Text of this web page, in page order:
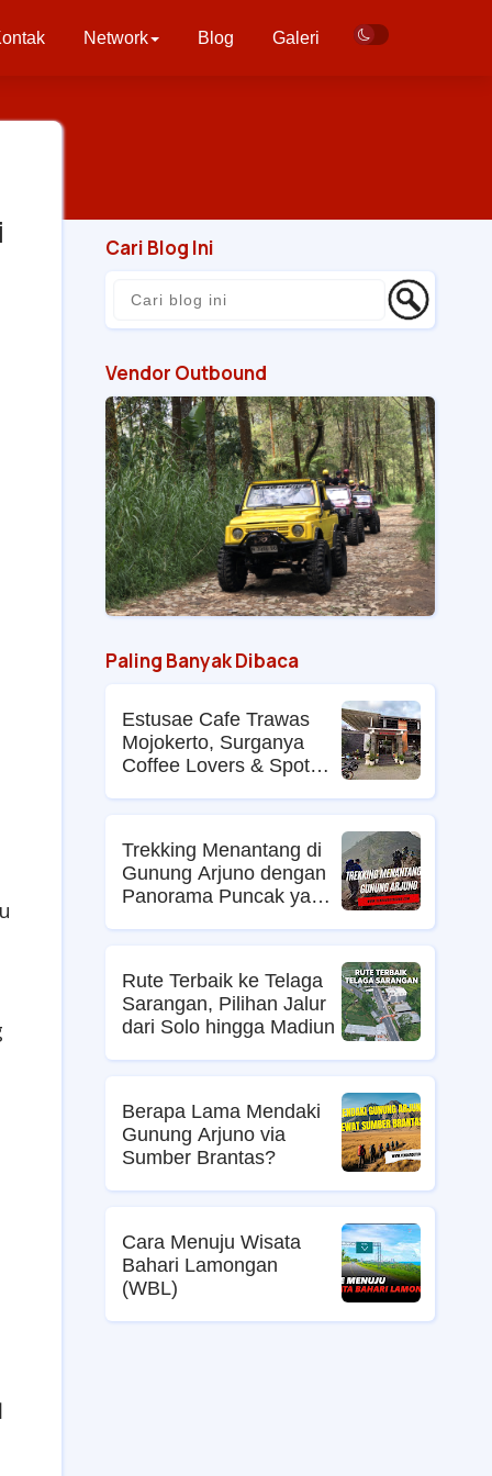
Network Blog Galeri
Cari Blog Ini
Vendor Outbound
Paling Banyak Dibaca
Estusae Cafe Trawas
Mojokerto, Surganya
Coffee Lovers & Spot
Trekking Menantang di
Gunung Arjuno dengan
Panorama Puncak yang
Rute Terbaik ke Telaga
Sarangan, Pilihan Jalur
dari Solo hingga Madiun
Berapa Lama Mendaki
Gunung Arjuno via
Sumber Brantas?
Cara Menuju Wisata
Bahari Lamongan
(WBL)